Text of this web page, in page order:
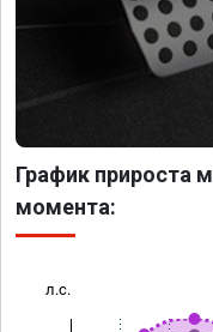
График прироста
момента:
л.с.